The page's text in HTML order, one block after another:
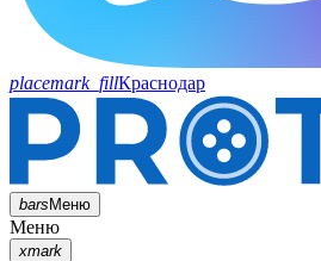
placemark_fillКраснодар
barsМеню
Меню
xmark